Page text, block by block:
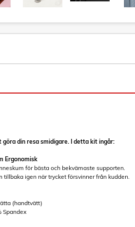
din resa smidigare. I detta kit ingår:
Ergonomisk
för bästa och bekvämaste supporten.
tillbaka igen när trycket försvinner från kudden.
(handtvätt)
Spandex